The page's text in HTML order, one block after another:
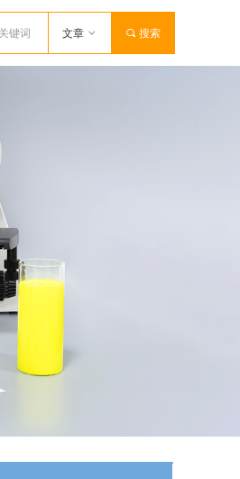
끠 搜索
文章 ꀁ